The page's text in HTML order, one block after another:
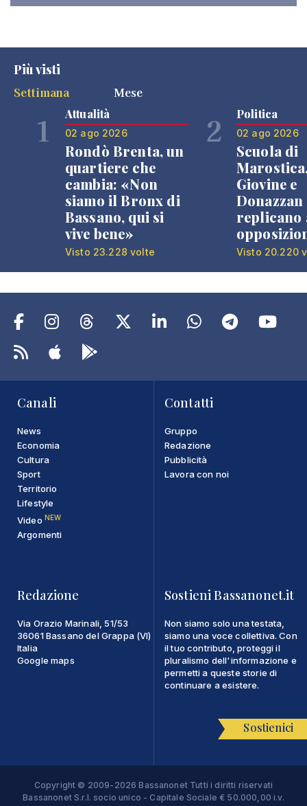
Più visti
Settimana
Mese
1 Attualità
02 ago 2026
Rondò Brenta, un
quartiere che
cambia: «Non
siamo il Bronx di
Bassano, qui si
vive bene»
Visto 23.228 volte
2 Politica
02 ago 2026
Scuola di
Giovine e
Donazzan
replicano
Visto 20.220
Canali
News
Economia
Cultura
Sport
Territorio
Lifestyle
Video NEW
Argomenti
Contatti
Gruppo
Redazione
Pubblicità
Lavora con noi
Redazione
Via Orazio Marinali, 51/53
36061 Bassano del Grappa (VI)
Italia
Google maps
Sostieni Bassanonet.it
Non siamo solo una testata,
siamo una voce collettiva. Con
il tuo contributo, proteggi il
pluralismo dell'informazione e
permetti a queste storie di
continuare a esistere.
Sostienici
Copyright © 2009-2026 Bassanonet Tutti i diritti riservati
Bassanonet S.r.l. socio unico - Capitale Sociale € 50.000,00 i.v.